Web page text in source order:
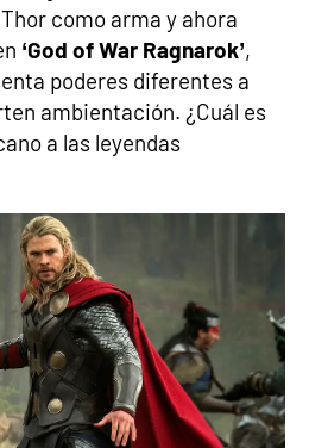
como arma y ahora
‘God of War Ragnarok’,
poderes diferentes a
ambientación. ¿Cuál es
a las leyendas